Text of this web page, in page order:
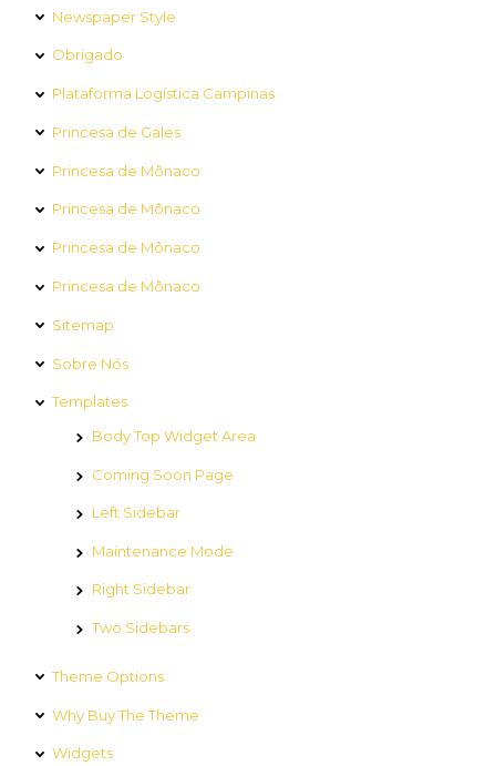
Newspaper Style
Obrigado
Plataforma Logística Campinas
Princesa de Gales
Princesa de Mônaco
Princesa de Mônaco
Princesa de Mônaco
Princesa de Mônaco
Sitemap
Sobre Nós
Templates
Body Top Widget Area
Coming Soon Page
Left Sidebar
Maintenance Mode
Right Sidebar
Two Sidebars
Theme Options
Why Buy The Theme
Widgets